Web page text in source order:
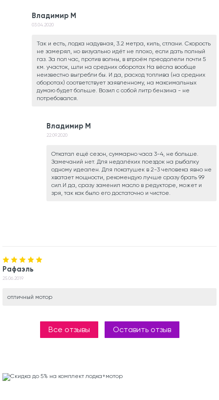
Владимир М
03.04.2020
Так и есть, лодка надувная, 3.2 метра, киль, стлани. Скорость
не замерял, но визуально идёт не плохо, если дать полный
газ. За пол час, против волны, в втроём преодолели почти 5
км. участок, шли на средних оборотах На вёсла вообще
неизвестно выгребли бы. И да, расход топлива (на средних
оборотах) соответствует заявленному, на максимальных
думаю будет больше. Возил с собой литр бензина - не
потребовался.
Владимир М
22.09.2020
Откатал ещё сезон, суммарно часа 3-4, не больше.
Замечаний нет. Для недалёких поездок на рыбалку
одному идеален. Для покатушек в 2-3 человека явно не
хватает мощности, рекомендую лучше сразу брать 9.9
сил.И да, сразу заменил масло в редукторе, может и
зря, так как было его достаточно и чистое.
Рафаэль
25.06.2019
отличный мотор
Все отзывы Оставить отзыв